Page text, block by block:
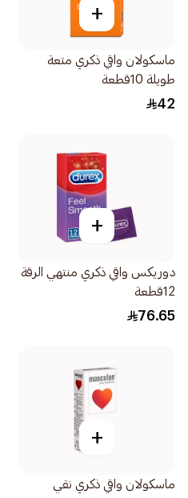
+
ماسكولان واقي ذكري متعة
طويلة 10قطعة
42
+
دوريكس واقي ذكري منتهي الرقة
12قطعة
76.65
+
ماسكولان واقي ذكري نقي